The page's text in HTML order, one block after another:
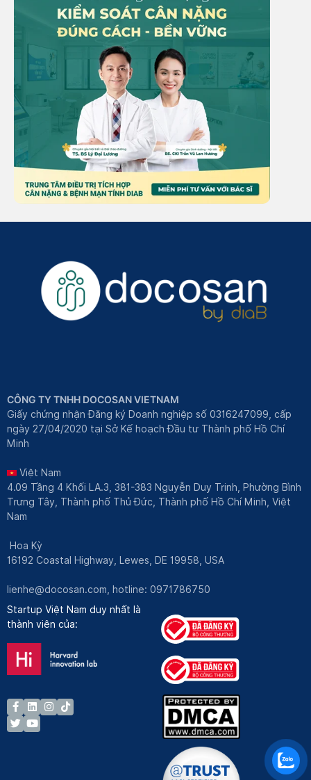
CÔNG TY TNHH DOCOSAN VIETNAM
Giấy chứng nhận Đăng ký Doanh nghiệp số 0316247099, cấp
ngày 27/04/2020 tại Sở Kế hoạch Đầu tư Thành phố Hồ Chí
Minh
Việt Nam
4.09 Tầng 4 Khối LA.3, 381-383 Nguyễn Duy Trinh, Phường Bình
Trưng Tây, Thành phố Thủ Đức, Thành phố Hồ Chí Minh, Việt
Nam
Hoa Kỳ
16192 Coastal Highway, Lewes, DE 19958, USA
lienhe@docosan.com, hotline: 0971786750
Startup Việt Nam duy nhất là
thành viên của: